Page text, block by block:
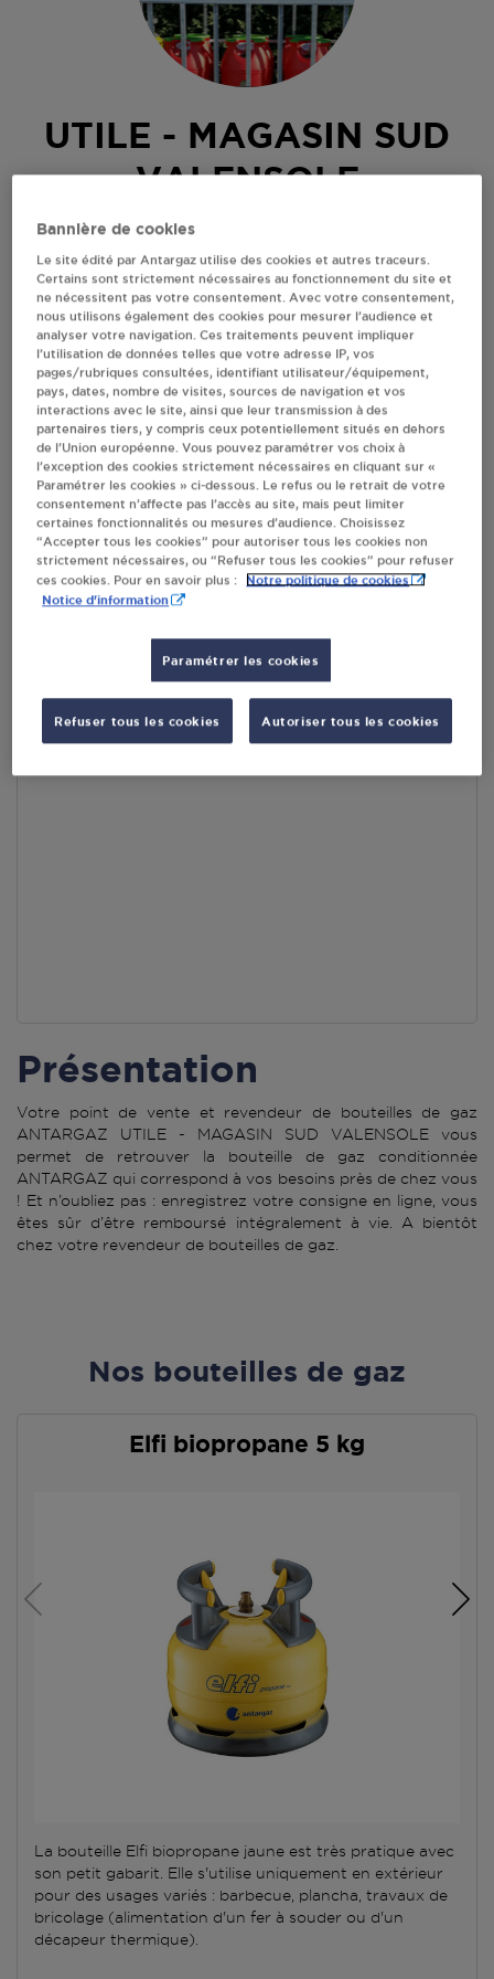
UTILE - MAGASIN SUD
VALENSOLE
ROUTE DE MANOSQUE
04210VALENSOLE
Revendeur de bouteilles de gaz
S'Y RENDRE
RECEVOIR LES COORDONNÉES DU REVENDEUR
En cliquant sur « S’y rendre », j’autorise le traitement
d’informations (dont mon adresse IP) et leur transfert hors UE
par Google Maps afin d’afficher la carte.
En savoir plus
Présentation
Votre point de vente et revendeur de bouteilles de gaz
ANTARGAZ UTILE - MAGASIN SUD VALENSOLE vous
permet de retrouver la bouteille de gaz conditionnée
ANTARGAZ qui correspond à vos besoins près de chez vous
! Et n’oubliez pas : enregistrez votre consigne en ligne, vous
êtes sûr d’être remboursé intégralement à vie. A bientôt
chez votre revendeur de bouteilles de gaz.
Nos bouteilles de gaz
Elfi biopropane 5 kg
La bouteille Elfi biopropane jaune est très pratique avec
son petit gabarit. Elle s'utilise uniquement en extérieur
pour des usages variés : barbecue, plancha, travaux de
bricolage (alimentation d'un fer à souder ou d'un
décapeur thermique).
Bannière de cookies
Le site édité par Antargaz utilise des cookies et autres traceurs.
Certains sont strictement nécessaires au fonctionnement du site et
ne nécessitent pas votre consentement. Avec votre consentement,
nous utilisons également des cookies pour mesurer l’audience et
analyser votre navigation. Ces traitements peuvent impliquer
l’utilisation de données telles que votre adresse IP, vos
pages/rubriques consultées, identifiant utilisateur/équipement,
pays, dates, nombre de visites, sources de navigation et vos
interactions avec le site, ainsi que leur transmission à des
partenaires tiers, y compris ceux potentiellement situés en dehors
de l’Union européenne. Vous pouvez paramétrer vos choix à
l’exception des cookies strictement nécessaires en cliquant sur «
Paramétrer les cookies » ci-dessous. Le refus ou le retrait de votre
consentement n’affecte pas l’accès au site, mais peut limiter
certaines fonctionnalités ou mesures d’audience. Choisissez
“Accepter tous les cookies” pour autoriser tous les cookies non
strictement nécessaires, ou “Refuser tous les cookies” pour refuser
ces cookies. Pour en savoir plus :
Notre politique de cookies
Notice d'information
Paramétrer les cookies
Refuser tous les cookies Autoriser tous les cookies